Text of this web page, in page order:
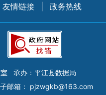
友情链接 政务热线
承办：平江县数据局
邮箱： pjzwgkb@163.com